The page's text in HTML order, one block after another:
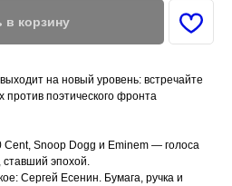
в корзину
на новый уровень: встречайте
против поэтического фронта
Snoop Dogg и Eminem — голоса
ставший эпохой.
Сергей Есенин. Бумага, ручка и